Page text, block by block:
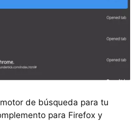
de búsqueda para tu
para Firefox y